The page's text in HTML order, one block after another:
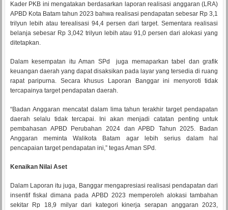
Kader PKB ini mengatakan berdasarkan laporan realisasi anggaran (LRA)
APBD Kota Batam tahun 2023 bahwa realisasi pendapatan sebesar Rp 3,1
trilyun lebih atau terealisasi 94,4 persen dari target. Sementara realisasi
belanja sebesar Rp 3,042 trilyun lebih atau 91,0 persen dari alokasi yang
ditetapkan.
Dalam kesempatan itu Aman SPd juga memaparkan tabel dan grafik
keuangan daerah yang dapat disaksikan pada layar yang tersedia di ruang
rapat paripurna. Secara khusus Laporan Banggar ini menyoroti tidak
tercapainya target pendapatan daerah.
“Badan Anggaran mencatat dalam lima tahun terakhir target pendapatan
daerah selalu tidak tercapai. Ini akan menjadi catatan penting untuk
pembahasan APBD Perubahan 2024 dan APBD Tahun 2025. Badan
Anggaran meminta Walikota Batam agar lebih serius dalam hal
pencapaian target pendapatan ini,” tegas Aman SPd.
Kenaikan Nilai Aset
Dalam Laporan itu juga, Banggar mengapresiasi realisasi pendapatan dari
insentif fiskal dimana pada APBD 2023 memperoleh alokasi tambahan
sekitar Rp 18,9 milyar dari kategori kinerja serapan anggaran 2023,